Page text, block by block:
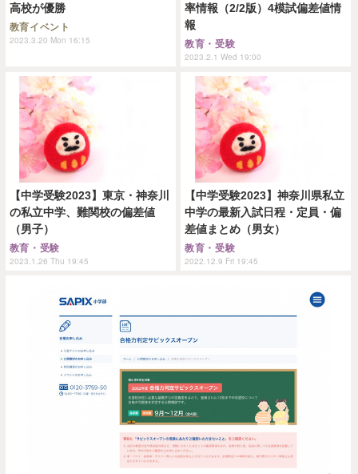
高校が優勝
教育イベント
2023.3.20 Mon 16:15
率情報（2/2版）4模試偏差値情
報
教育・受験
2023.2.1 Wed 19:00
【中学受験2023】東京・神奈川
の私立中学、難関校の偏差値
（男子）
教育・受験
2023.1.26 Thu 19:45
【中学受験2023】神奈川県私立
中学の最新入試日程・定員・偏
差値まとめ（男女）
教育・受験
2022.12.9 Fri 19:45